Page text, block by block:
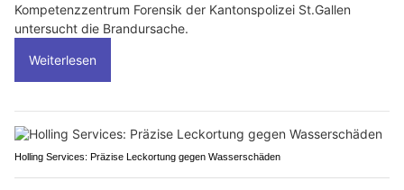
Kompetenzzentrum Forensik der Kantonspolizei St.Gallen
untersucht die Brandursache.
Weiterlesen
Holling Services: Präzise Leckortung gegen Wasserschäden